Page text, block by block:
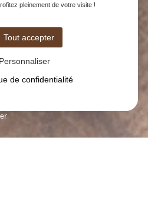
pleinement de votre visite !
Tout accepter
Personnaliser
de confidentialité